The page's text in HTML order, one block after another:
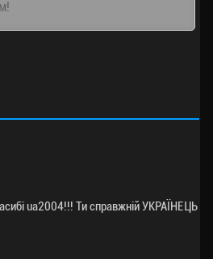
ua2004!!! Ти справжній УКРАЇНЕЦЬ